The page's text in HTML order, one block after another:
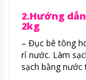
2.Hướng
2kg
– Đục bê tông
rỉ nước. Làm
sạch bằng nước